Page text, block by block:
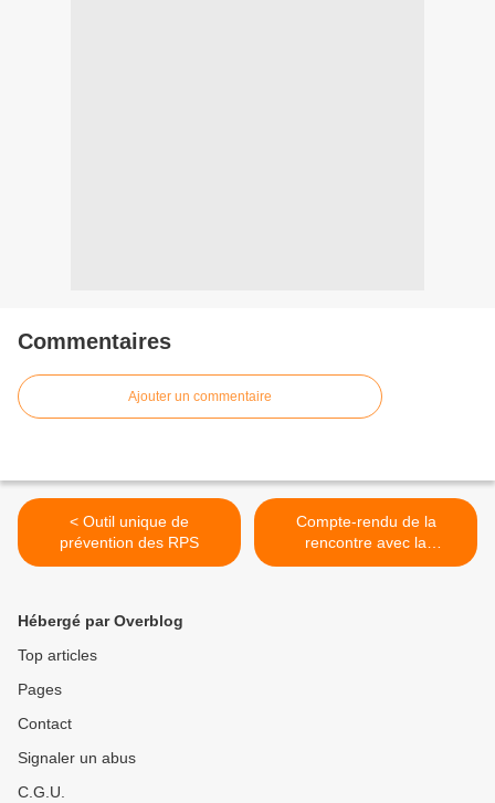
Commentaires
Ajouter un commentaire
< Outil unique de
prévention des RPS
Compte-rendu de la
rencontre avec la
Présidente, du 1er juillet
Hébergé par Overblog
Top articles
Pages
Contact
Signaler un abus
C.G.U.